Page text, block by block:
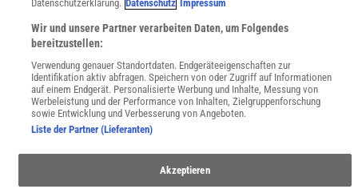
Datenschutzerklärung. Datenschutz Impressum
Wir und unsere Partner verarbeiten Daten, um Folgendes
bereitzustellen:
Verwendung genauer Standortdaten. Endgeräteeigenschaften zur
Identifikation aktiv abfragen. Speichern von oder Zugriff auf Informationen
auf einem Endgerät. Personalisierte Werbung und Inhalte, Messung von
Werbeleistung und der Performance von Inhalten, Zielgruppenforschung
sowie Entwicklung und Verbesserung von Angeboten.
Liste der Partner (Lieferanten)
Akzeptieren